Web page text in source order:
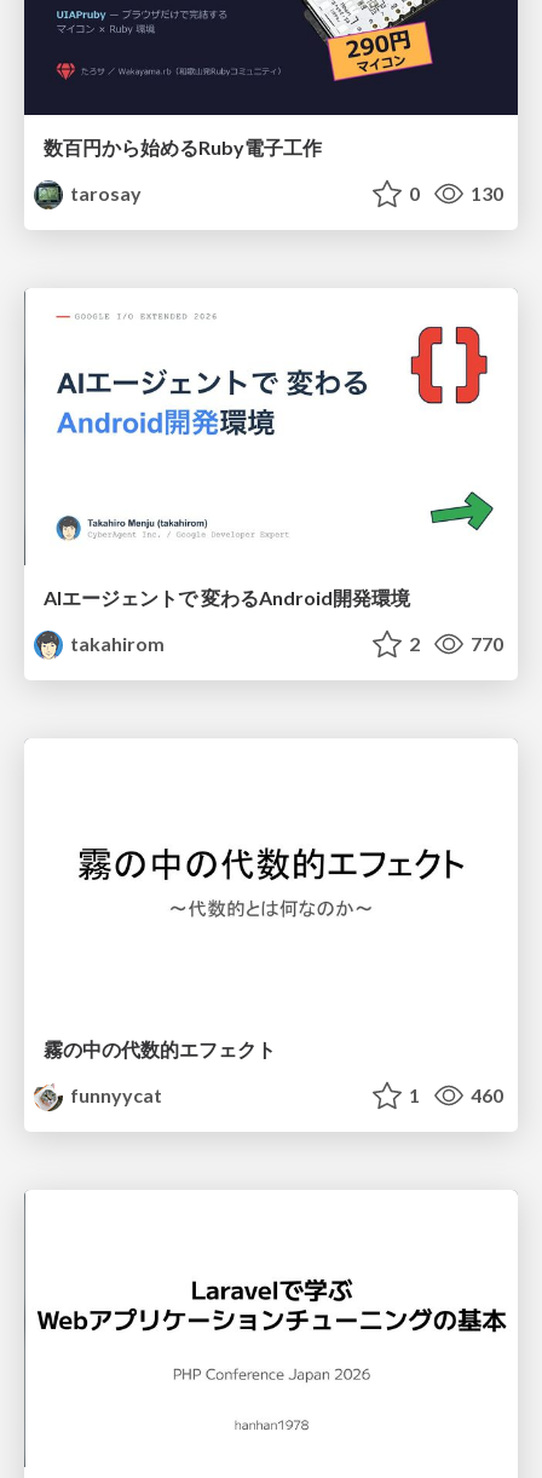
数百円から始めるRuby電子工作
tarosay
0 130
AIエージェントで 変わるAndroid開発環境
takahirom
2 770
霧の中の代数的エフェクト
funnyycat
1 460